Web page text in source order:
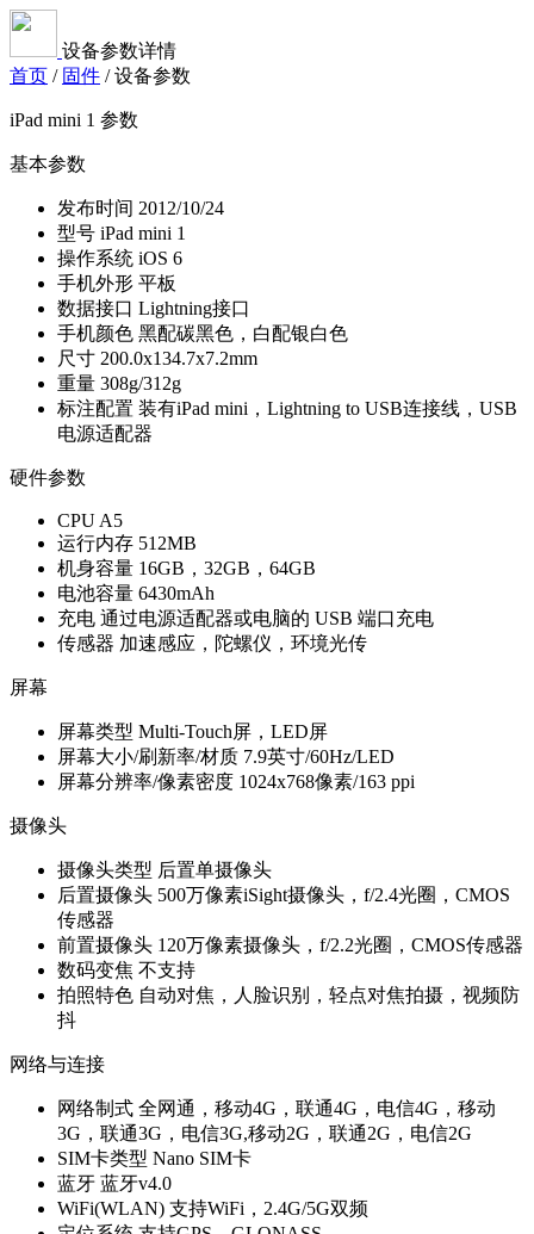
设备参数详情
首页 / 固件 / 设备参数
iPad mini 1 参数
基本参数
发布时间 2012/10/24
型号 iPad mini 1
操作系统 iOS 6
手机外形 平板
数据接口 Lightning接口
手机颜色 黑配碳黑色，白配银白色
尺寸 200.0x134.7x7.2mm
重量 308g/312g
标注配置 装有iPad mini，Lightning to USB连接线，USB
电源适配器
硬件参数
CPU A5
运行内存 512MB
机身容量 16GB，32GB，64GB
电池容量 6430mAh
充电 通过电源适配器或电脑的 USB 端口充电
传感器 加速感应，陀螺仪，环境光传
屏幕
屏幕类型 Multi-Touch屏，LED屏
屏幕大小/刷新率/材质 7.9英寸/60Hz/LED
屏幕分辨率/像素密度 1024x768像素/163 ppi
摄像头
摄像头类型 后置单摄像头
后置摄像头 500万像素iSight摄像头，f/2.4光圈，CMOS
传感器
前置摄像头 120万像素摄像头，f/2.2光圈，CMOS传感器
数码变焦 不支持
拍照特色 自动对焦，人脸识别，轻点对焦拍摄，视频防
抖
网络与连接
网络制式 全网通，移动4G，联通4G，电信4G，移动
3G，联通3G，电信3G,移动2G，联通2G，电信2G
SIM卡类型 Nano SIM卡
蓝牙 蓝牙v4.0
WiFi(WLAN) 支持WiFi，2.4G/5G双频